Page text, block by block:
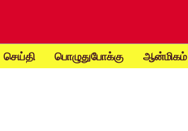
செய்தி பொழுதுபோக்கு ஆன்மிகம்